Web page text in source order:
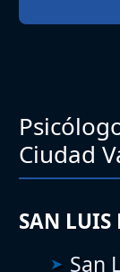
Ciudad
SAN LUIS
San